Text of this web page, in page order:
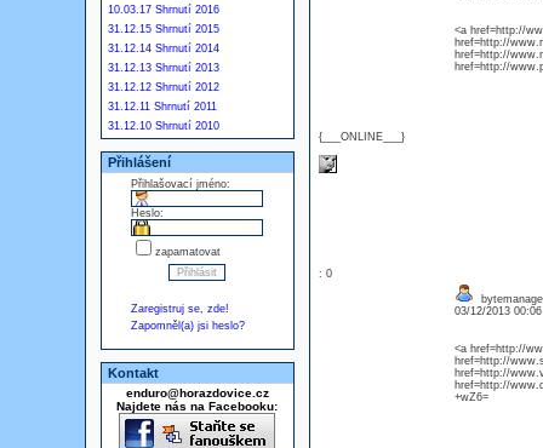
10.03.17 Shrnutí 2016
31.12.15 Shrnutí 2015
31.12.14 Shrnutí 2014
31.12.13 Shrnutí 2013
31.12.12 Shrnutí 2012
31.12.11 Shrnutí 2011
31.12.10 Shrnutí 2010
Přihlášení
Přihlašovací jméno:
Heslo:
zapamatovat
Zaregistruj se, zde!
Zapomněl(a) jsi heslo?
Kontakt
enduro@horazdovice.cz
Najdete nás na Facebooku:
{___ONLINE___}
<a href=http://
href=http://
href=http://
href=http://
: 0
03/12/2013
<a href=http://
href=http://
href=http://
href=http://
+wZ6=